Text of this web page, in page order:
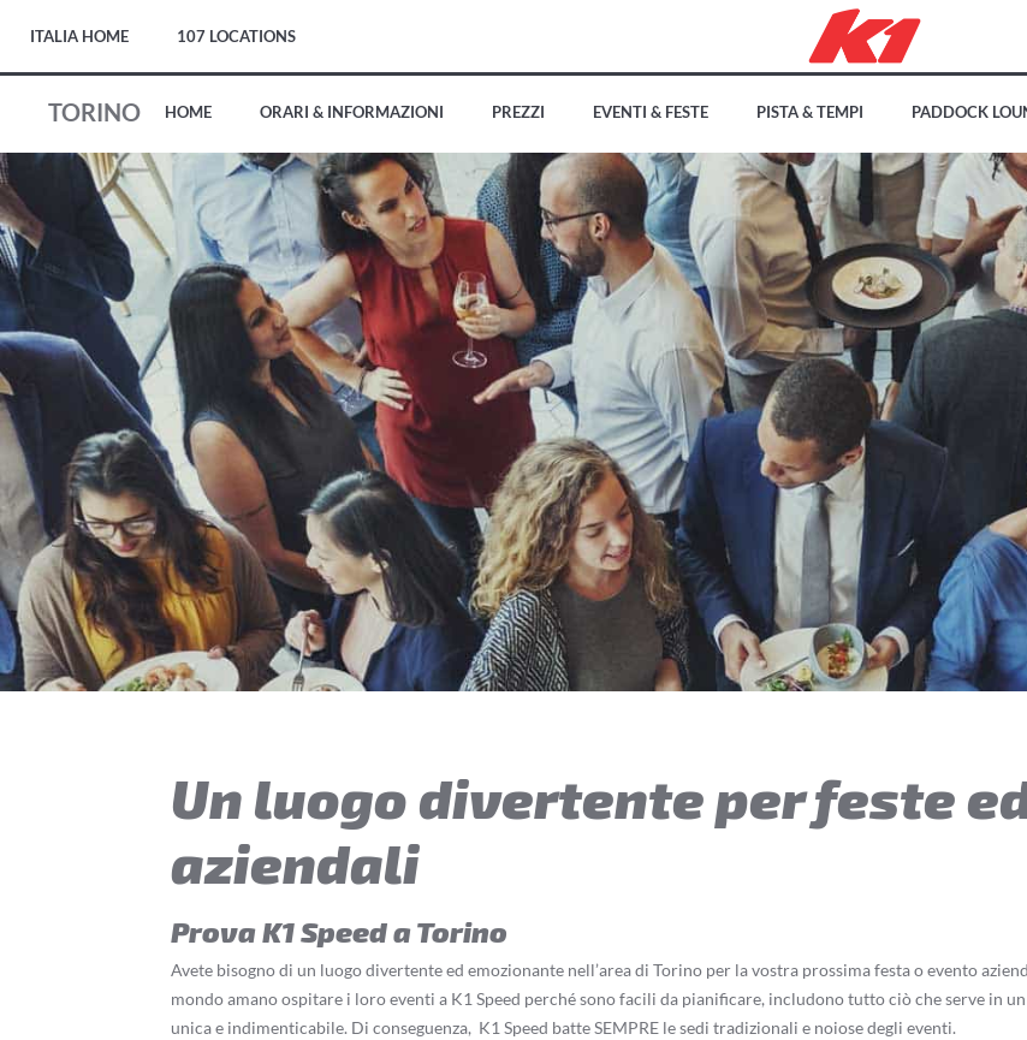
ITALIA HOME 107 LOCATIONS
TORINO HOME ORARI & INFORMAZIONI PREZZI EVENTI & FESTE PISTA & TEMPI PADDOCK
Un luogo divertente per feste
aziendali
Prova K1 Speed a Torino
Avete bisogno di un luogo divertente ed emozionante nell’area di Torino per la vostra prossima festa o evento
mondo amano ospitare i loro eventi a K1 Speed perché sono facili da pianificare, includono tutto ciò che serve in
unica e indimenticabile. Di conseguenza, K1 Speed batte SEMPRE le sedi tradizionali e noiose degli eventi.